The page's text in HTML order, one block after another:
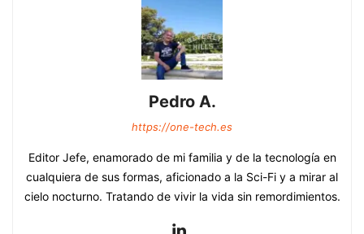
Pedro A.
https://one-tech.es
Editor Jefe, enamorado de mi familia y de la tecnología en
cualquiera de sus formas, aficionado a la Sci-Fi y a mirar al
cielo nocturno. Tratando de vivir la vida sin remordimientos.